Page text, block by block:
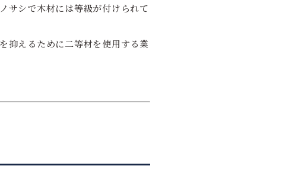
サシで木材には等級が付けられて
抑えるために二等材を使用する業